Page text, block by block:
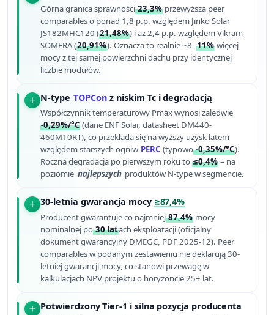
Górna granica sprawności23,3% przewyższa peer
comparables o ponad 1,8 p.p. względem Jinko Solar
JS182MHC120 (21,48%) i aż 2,4 p.p. względem Vikram
SOMERA (20,91%). Oznacza to realnie ~8–11% więcej
mocy z tej samej powierzchni dachu przy identycznej
liczbie modułów.
N-type TOPCon z niskim Tc i degradacją
Współczynnik temperaturowy Pmax wynosi zaledwie
-0,29%/°C (dane ENF Solar, datasheet DM440-
460M10RT), co przekłada się na wyższy uzysk latem
względem starszych ogniw PERC (typowo-0,35%/°C).
Roczna degradacja po pierwszym roku to≤0,4% – na
poziomie najlepszych produktów N-type w segmencie.
30-letnia gwarancja mocy ≥87,4%
Producent gwarantuje co najmniej87,4% mocy
nominalnej po30 latach eksploatacji (oficjalny
dokument gwarancyjny DMEGC, PDF 2025-12). Peer
comparables w podanym zestawieniu nie deklarują 30-
letniej gwarancji mocy, co stanowi przewagę w
kalkulacjach NPV projektu o horyzoncie 25+ lat.
Potwierdzony Tier-1 i silna pozycja producenta